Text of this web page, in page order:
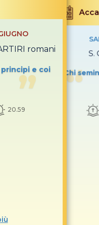
romani
e coi
20.59
S.
Chi